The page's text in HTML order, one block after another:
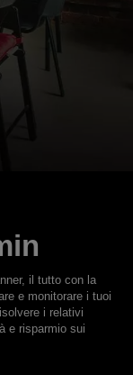
il tutto con la
e monitorare i tuoi
i relativi
e risparmio sui